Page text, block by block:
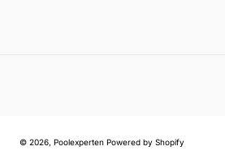
© 2026, Poolexperten Powered by Shopify